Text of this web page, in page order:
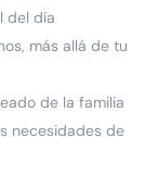
del día
más allá de tu
de la familia
necesidades de